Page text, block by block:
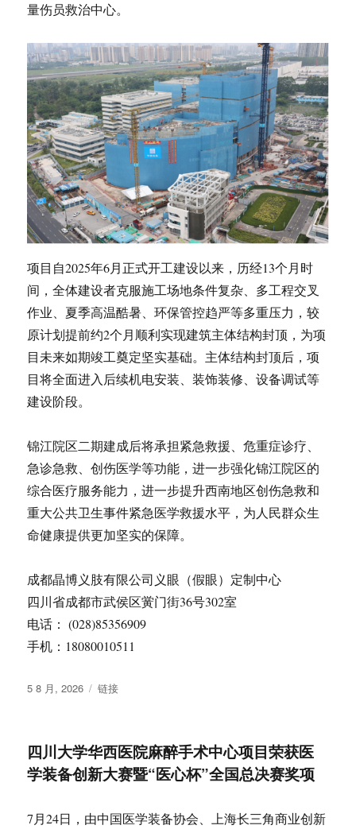
量伤员救治中心。
项目自2025年6月正式开工建设以来，历经13个月时
间，全体建设者克服施工场地条件复杂、多工程交叉
作业、夏季高温酷暑、环保管控趋严等多重压力，较
原计划提前约2个月顺利实现建筑主体结构封顶，为项
目未来如期竣工奠定坚实基础。主体结构封顶后，项
目将全面进入后续机电安装、装饰装修、设备调试等
建设阶段。
锦江院区二期建成后将承担紧急救援、危重症诊疗、
急诊急救、创伤医学等功能，进一步强化锦江院区的
综合医疗服务能力，进一步提升西南地区创伤急救和
重大公共卫生事件紧急医学救援水平，为人民群众生
命健康提供更加坚实的保障。
成都晶博义肢有限公司义眼（假眼）定制中心
四川省成都市武侯区黉门街36号302室
电话： (028)85356909
手机：18080010511
发
5 8 月, 2026
格
链接
四川大学华西医院麻醉手术中心项目荣获医
学装备创新大赛暨“医心杯”全国总决赛奖项
7月24日，由中国医学装备协会、上海长三角商业创新